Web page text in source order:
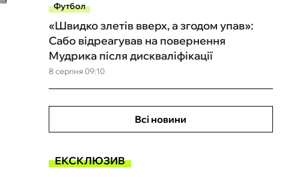
Футбол
8 серпня 09:10
«Швидко злетів вверх, а згодом упав»:
Сабо відреагував на повернення
Мудрика після дискваліфікації
Всі новини
ЕКСКЛЮЗИВ